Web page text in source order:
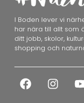
I Boden lever vi
har nära till allt som
ditt jobb, skolor,
shopping och